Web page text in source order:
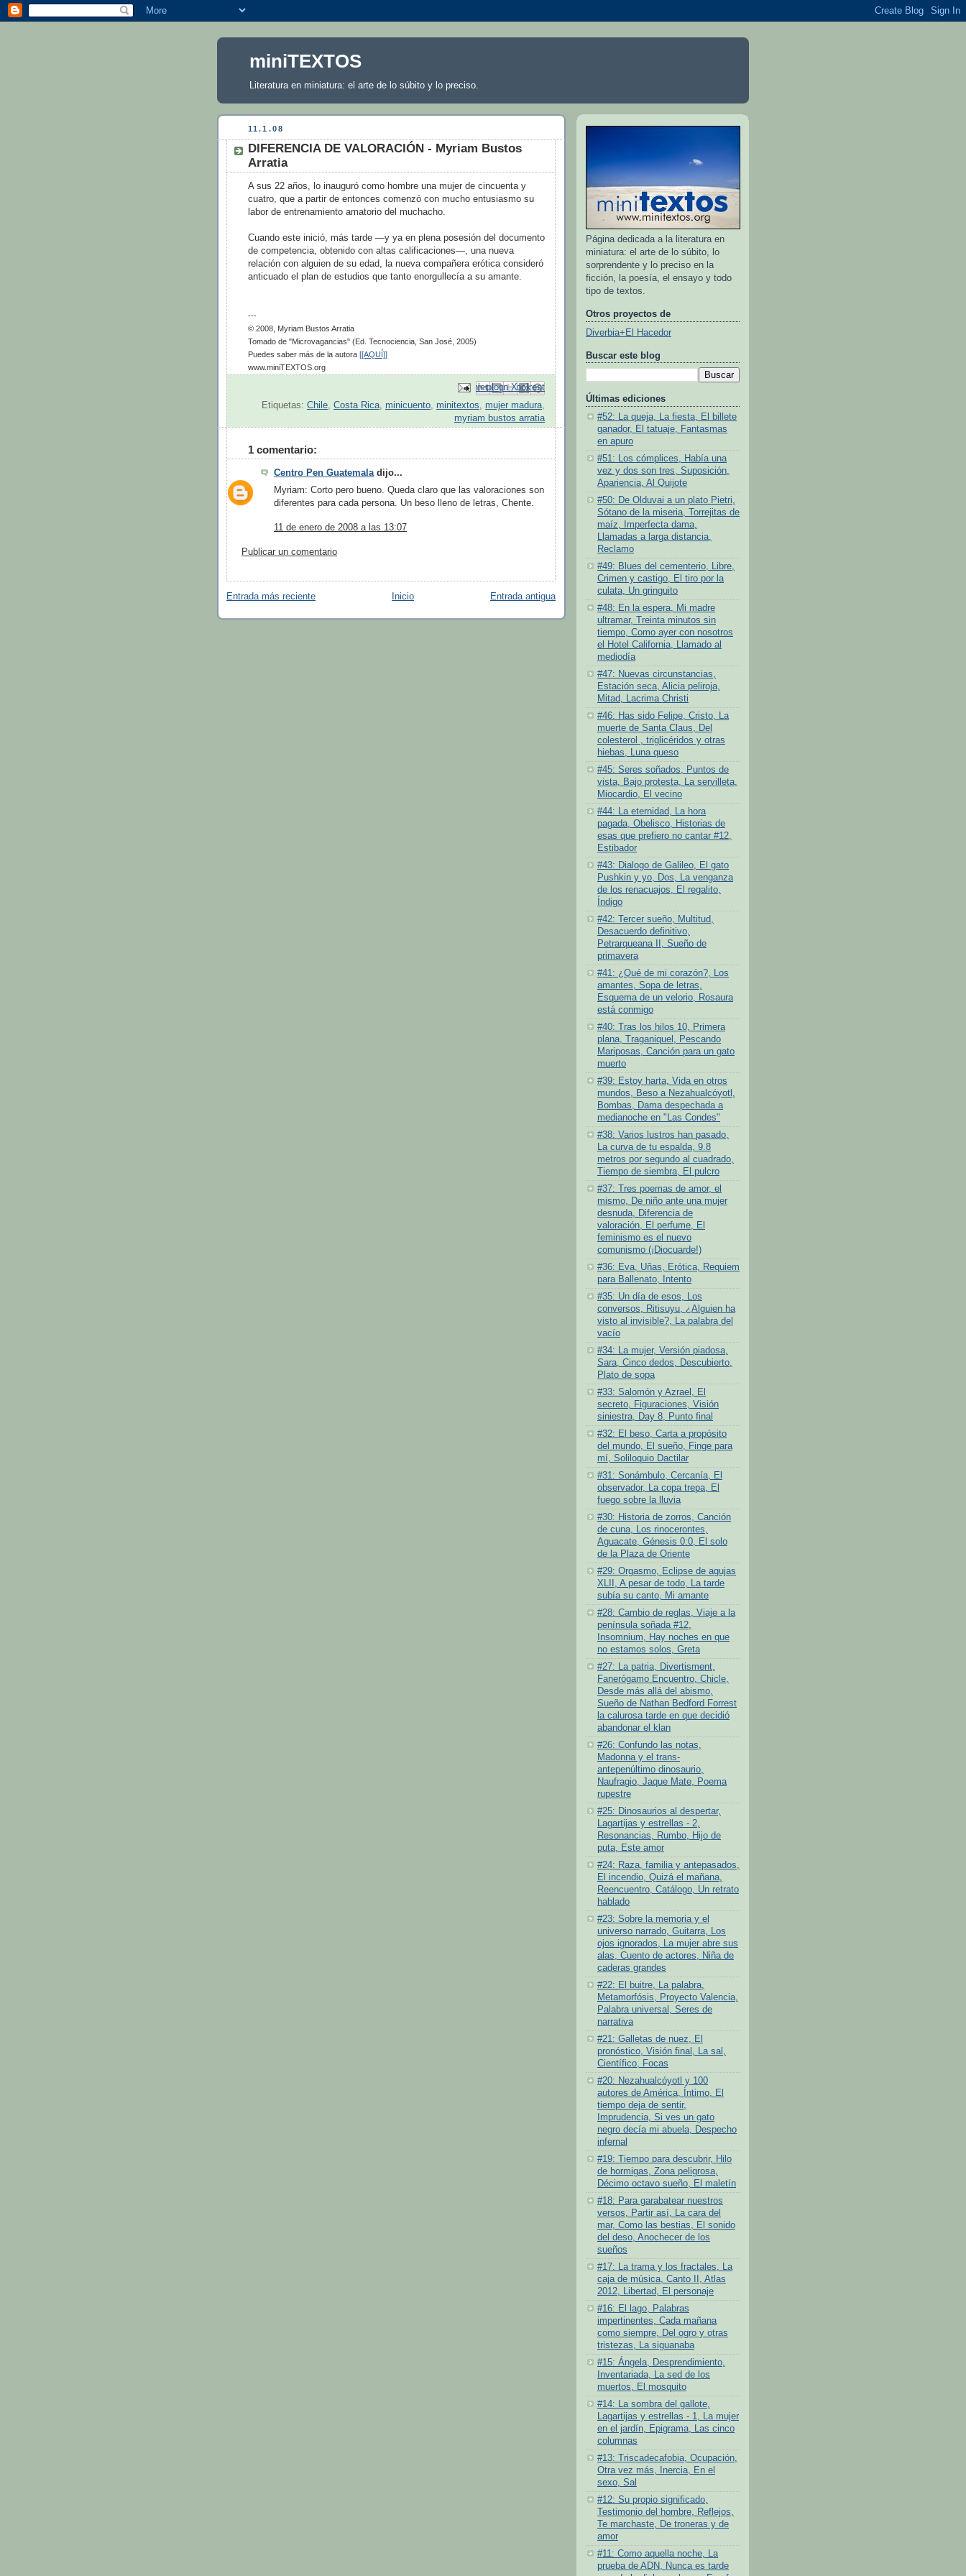
miniTEXTOS
Literatura en miniatura: el arte de lo súbito y lo preciso.
11.1.08
DIFERENCIA DE VALORACIÓN - Myriam Bustos
Arratia
A sus 22 años, lo inauguró como hombre una mujer de cincuenta y
cuatro, que a partir de entonces comenzó con mucho entusiasmo su
labor de entrenamiento amatorio del muchacho.
Cuando este inició, más tarde —y ya en plena posesión del documento
de competencia, obtenido con altas calificaciones—, una nueva
relación con alguien de su edad, la nueva compañera erótica consideró
anticuado el plan de estudios que tanto enorgullecía a su amante.
---
© 2008, Myriam Bustos Arratia
Tomado de "Microvagancias" (Ed. Tecnociencia, San José, 2005)
Puedes saber más de la autora [[AQUÍ]]
www.miniTEXTOS.org
Enviar por correo electrónico
Escribe un blog
Compartir en X
Compartir con Facebook
Compartir en Pinterest
Etiquetas: Chile, Costa Rica, minicuento, minitextos, mujer madura,
myriam bustos arratia
1 comentario:
Centro Pen Guatemaladijo...
Myriam: Corto pero bueno. Queda claro que las valoraciones son
diferentes para cada persona. Un beso lleno de letras, Chente.
11 de enero de 2008 a las 13:07
Publicar un comentario
Entrada más reciente Entrada antigua
Inicio
Página dedicada a la literatura en
miniatura: el arte de lo súbito, lo
sorprendente y lo preciso en la
ficción, la poesía, el ensayo y todo
tipo de textos.
Otros proyectos de
Diverbia+El Hacedor
Buscar este blog
Últimas ediciones
#52: La queja, La fiesta, El billete
ganador, El tatuaje, Fantasmas
en apuro
#51: Los cómplices, Había una
vez y dos son tres, Suposición,
Apariencia, Al Quijote
#50: De Olduvai a un plato Pietri,
Sótano de la miseria, Torrejitas de
maíz, Imperfecta dama,
Llamadas a larga distancia,
Reclamo
#49: Blues del cementerio, Libre,
Crimen y castigo, El tiro por la
culata, Un gringuito
#48: En la espera, Mi madre
ultramar, Treinta minutos sin
tiempo, Como ayer con nosotros
el Hotel California, Llamado al
mediodía
#47: Nuevas circunstancias,
Estación seca, Alicia peliroja,
Mitad, Lacrima Christi
#46: Has sido Felipe, Cristo, La
muerte de Santa Claus, Del
colesterol , triglicéridos y otras
hiebas, Luna queso
#45: Seres soñados, Puntos de
vista, Bajo protesta, La servilleta,
Miocardio, El vecino
#44: La eternidad, La hora
pagada, Obelisco, Historias de
esas que prefiero no cantar #12,
Estibador
#43: Dialogo de Galileo, El gato
Pushkin y yo, Dos, La venganza
de los renacuajos, El regalito,
Índigo
#42: Tercer sueño, Multitud,
Desacuerdo definitivo,
Petrarqueana II, Sueño de
primavera
#41: ¿Qué de mi corazón?, Los
amantes, Sopa de letras,
Esquema de un velorio, Rosaura
está conmigo
#40: Tras los hilos 10, Primera
plana, Traganiquel, Pescando
Mariposas, Canción para un gato
muerto
#39: Estoy harta, Vida en otros
mundos, Beso a Nezahualcóyotl,
Bombas, Dama despechada a
medianoche en "Las Condes"
#38: Varios lustros han pasado,
La curva de tu espalda, 9.8
metros por segundo al cuadrado,
Tiempo de siembra, El pulcro
#37: Tres poemas de amor, el
mismo, De niño ante una mujer
desnuda, Diferencia de
valoración, El perfume, El
feminismo es el nuevo
comunismo (¡Diocuarde!)
#36: Eva, Uñas, Erótica, Requiem
para Ballenato, Intento
#35: Un día de esos, Los
conversos, Ritisuyu, ¿Alguien ha
visto al invisible?, La palabra del
vacío
#34: La mujer, Versión piadosa,
Sara, Cinco dedos, Descubierto,
Plato de sopa
#33: Salomón y Azrael, El
secreto, Figuraciones, Visión
siniestra, Day 8, Punto final
#32: El beso, Carta a propósito
del mundo, El sueño, Finge para
mí, Soliloquio Dactilar
#31: Sonámbulo, Cercanía, El
observador, La copa trepa, El
fuego sobre la lluvia
#30: Historia de zorros, Canción
de cuna, Los rinocerontes,
Aguacate, Génesis 0:0, El solo
de la Plaza de Oriente
#29: Orgasmo, Eclipse de agujas
XLII, A pesar de todo, La tarde
subía su canto, Mi amante
#28: Cambio de reglas, Viaje a la
península soñada #12,
Insomnium, Hay noches en que
no estamos solos, Greta
#27: La patria, Divertisment,
Fanerógamo Encuentro, Chicle,
Desde más allá del abismo,
Sueño de Nathan Bedford Forrest
la calurosa tarde en que decidió
abandonar el klan
#26: Confundo las notas,
Madonna y el trans-
antepenúltimo dinosaurio,
Naufragio, Jaque Mate, Poema
rupestre
#25: Dinosaurios al despertar,
Lagartijas y estrellas - 2,
Resonancias, Rumbo, Hijo de
puta, Este amor
#24: Raza, familia y antepasados,
El incendio, Quizá el mañana,
Reencuentro, Catálogo, Un retrato
hablado
#23: Sobre la memoria y el
universo narrado, Guitarra, Los
ojos ignorados, La mujer abre sus
alas, Cuento de actores, Niña de
caderas grandes
#22: El buitre, La palabra,
Metamorfósis, Proyecto Valencia,
Palabra universal, Seres de
narrativa
#21: Galletas de nuez, El
pronóstico, Visión final, La sal,
Científico, Focas
#20: Nezahualcóyotl y 100
autores de América, Íntimo, El
tiempo deja de sentir,
Imprudencia, Si ves un gato
negro decía mi abuela, Despecho
infernal
#19: Tiempo para descubrir, Hilo
de hormigas, Zona peligrosa,
Décimo octavo sueño, El maletín
#18: Para garabatear nuestros
versos, Partir así, La cara del
mar, Como las bestias, El sonido
del deso, Anochecer de los
sueños
#17: La trama y los fractales, La
caja de música, Canto II, Atlas
2012, Libertad, El personaje
#16: El lago, Palabras
impertinentes, Cada mañana
como siempre, Del ogro y otras
tristezas, La siguanaba
#15: Ángela, Desprendimiento,
Inventariada, La sed de los
muertos, El mosquito
#14: La sombra del gallote,
Lagartijas y estrellas - 1, La mujer
en el jardín, Epigrama, Las cinco
columnas
#13: Triscadecafobia, Ocupación,
Otra vez más, Inercia, En el
sexo, Sal
#12: Su propio significado,
Testimonio del hombre, Reflejos,
Te marchaste, De troneras y de
amor
#11: Como aquella noche, La
prueba de ADN, Nunca es tarde